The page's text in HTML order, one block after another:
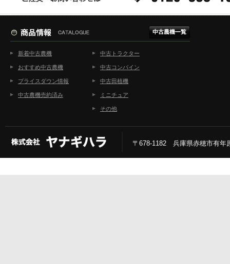
新着中古農機
おすすめ中古農機
プライスダウン情報
中古農機売約済み
中古トラクター
中古コンバイン
中古田植機
ミニチュア
その他
〒678-1182 兵庫県赤穂市有年